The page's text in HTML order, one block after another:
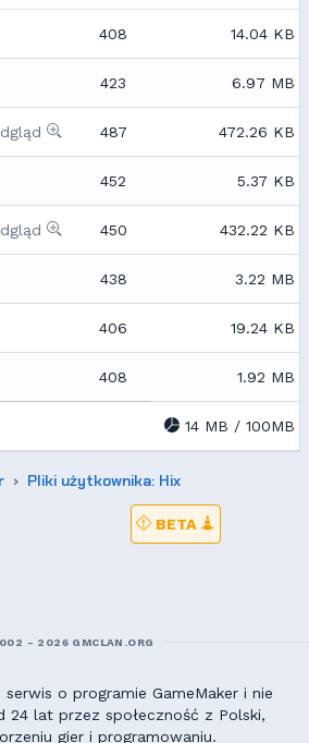
408 14.04 KB
423 6.97 MB
487 472.26 KB
452 5.37 KB
450 432.22 KB
438 3.22 MB
406 19.24 KB
408 1.92 MB
14 MB / 100MB
Pliki użytkownika: Hix
BETA
- 2026 GMCLAN.ORG
serwis o programie GameMaker i nie
lat przez społeczność z Polski,
gier i programowaniu.